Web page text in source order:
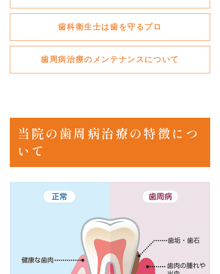
歯科衛生士は歯を守るプロ
歯周病治療のメンテナンスについて
当院の歯周病治療の特徴につ
いて